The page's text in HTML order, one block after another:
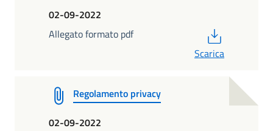
02-09-2022
Allegato formato pdf
Scarica
Regolamento privacy
02-09-2022